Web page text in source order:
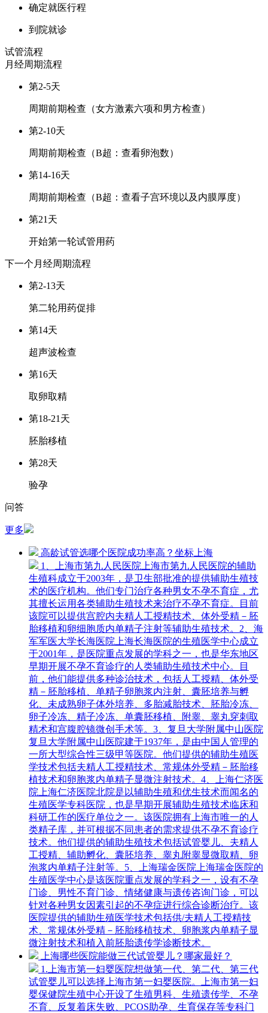
确定就医行程
到院就诊
试管流程
月经周期流程
第2-5天
周期前期检查（女方激素六项和男方检查）
第2-10天
周期前期检查（B超：查看卵泡数）
第14-16天
周期前期检查（B超：查看子宫环境以及内膜厚度）
第21天
开始第一轮试管用药
下一个月经周期流程
第2-13天
第二轮用药促排
第14天
超声波检查
第16天
取卵取精
第18-21天
胚胎移植
第28天
验孕
问答
更多
高龄试管选哪个医院成功率高？坐标上海
1、上海市第九人民医院上海市第九人民医院的辅助
生殖科成立于2003年，是卫生部批准的提供辅助生殖技
术的医疗机构。他们专门治疗各种男女不孕不育症，尤
其擅长运用各类辅助生殖技术来治疗不孕不育症。目前
该院可以提供宫腔内夫精人工授精技术、体外受精－胚
胎移植和卵细胞质内单精子注射等辅助生殖技术。2、海
军军医大学长海医院上海长海医院的生殖医学中心成立
于2001年，是医院重点发展的学科之一，也是华东地区
早期开展不孕不育诊疗的人类辅助生殖技术中心。目
前，他们能提供多种诊治技术，包括人工授精、体外受
精－胚胎移植、单精子卵胞浆内注射、囊胚培养与孵
化、未成熟卵子体外培养、多胎减胎技术、胚胎冷冻、
卵子冷冻、精子冷冻、单囊胚移植、附睾、睾丸穿刺取
精术和宫腹腔镜微创手术等。3、复旦大学附属中山医院
复旦大学附属中山医院建于1937年，是由中国人管理的
一所大型综合性三级甲等医院。他们提供的辅助生殖医
学技术包括夫精人工授精技术、常规体外受精－胚胎移
植技术和卵胞浆内单精子显微注射技术。4、上海仁济医
院上海仁济医院北院是以辅助生殖和优生技术而闻名的
生殖医学专科医院，也是早期开展辅助生殖技术临床和
科研工作的医疗单位之一。该医院拥有上海市唯一的人
类精子库，并可根据不同患者的需求提供不孕不育诊疗
技术。他们提供的辅助生殖技术包括试管婴儿、夫精人
工授精、辅助孵化、囊胚培养、睾丸附睾显微取精、卵
泡浆内单精子注射等。5、上海瑞金医院上海瑞金医院的
生殖医学中心是该医院重点发展的学科之一，设有不孕
门诊、男性不育门诊、情绪健康与遗传咨询门诊，可以
针对各种男女因素引起的不孕症进行综合诊断治疗。该
医院提供的辅助生殖医学技术包括供/夫精人工授精技
术、常规体外受精－胚胎移植技术、卵胞浆内单精子显
微注射技术和植入前胚胎遗传学诊断技术。
上海哪些医院能做三代试管婴儿？哪家最好？
1.上海市第一妇婴医院想做第一代、第二代、第三代
试管婴儿可以选择上海市第一妇婴医院。上海市第一妇
婴保健院生殖中心开设了生殖男科、生殖遗传学、不孕
不育、反复着床失败、PCOS助孕、生育保存等专科门